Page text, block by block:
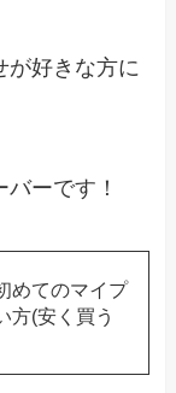
が好きな方に
ーです！
めてのマイプ
方(安く買う